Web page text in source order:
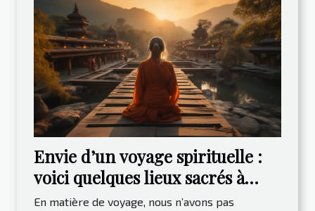
Envie d’un voyage spirituelle :
voici quelques lieux sacrés à
visiter
En matière de voyage, nous n’avons pas